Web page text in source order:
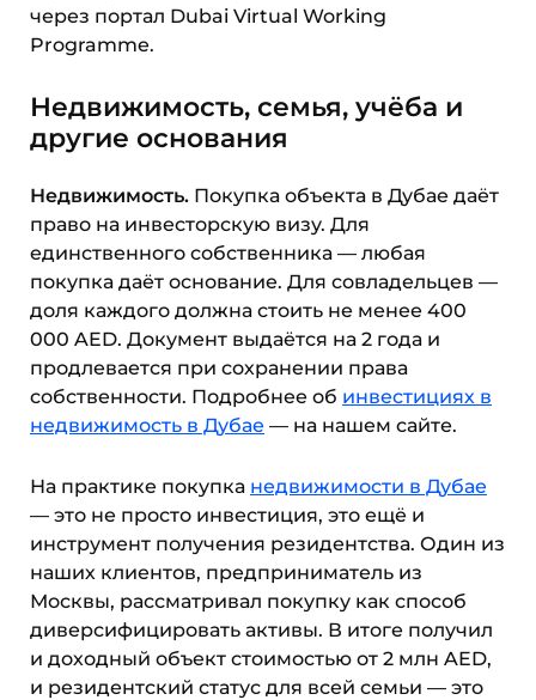
через портал Dubai Virtual Working
Programme.
Недвижимость, семья, учёба и
другие основания
Недвижимость. Покупка объекта в Дубае даёт
право на инвесторскую визу. Для
единственного собственника — любая
покупка даёт основание. Для совладельцев —
доля каждого должна стоить не менее 400
000 AED. Документ выдаётся на 2 года и
продлевается при сохранении права
собственности. Подробнее об инвестициях в
недвижимость в Дубае — на нашем сайте.
На практике покупка недвижимости в Дубае
— это не просто инвестиция, это ещё и
инструмент получения резидентства. Один из
наших клиентов, предприниматель из
Москвы, рассматривал покупку как способ
диверсифицировать активы. В итоге получил
и доходный объект стоимостью от 2 млн AED,
и резидентский статус для всей семьи — это